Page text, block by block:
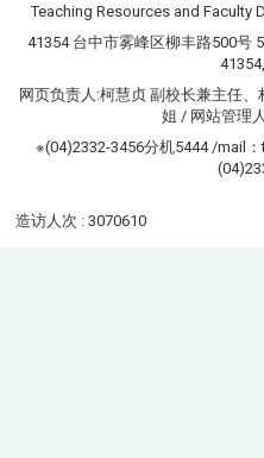
Teaching Resources and Faculty
41354 台中市雾峰区柳丰路500号
网页负责人:柯慧贞 副校长兼主任
姐 / 网站管理
※(04)2332-3456分机5444 /mail
造访人次 : 3070610